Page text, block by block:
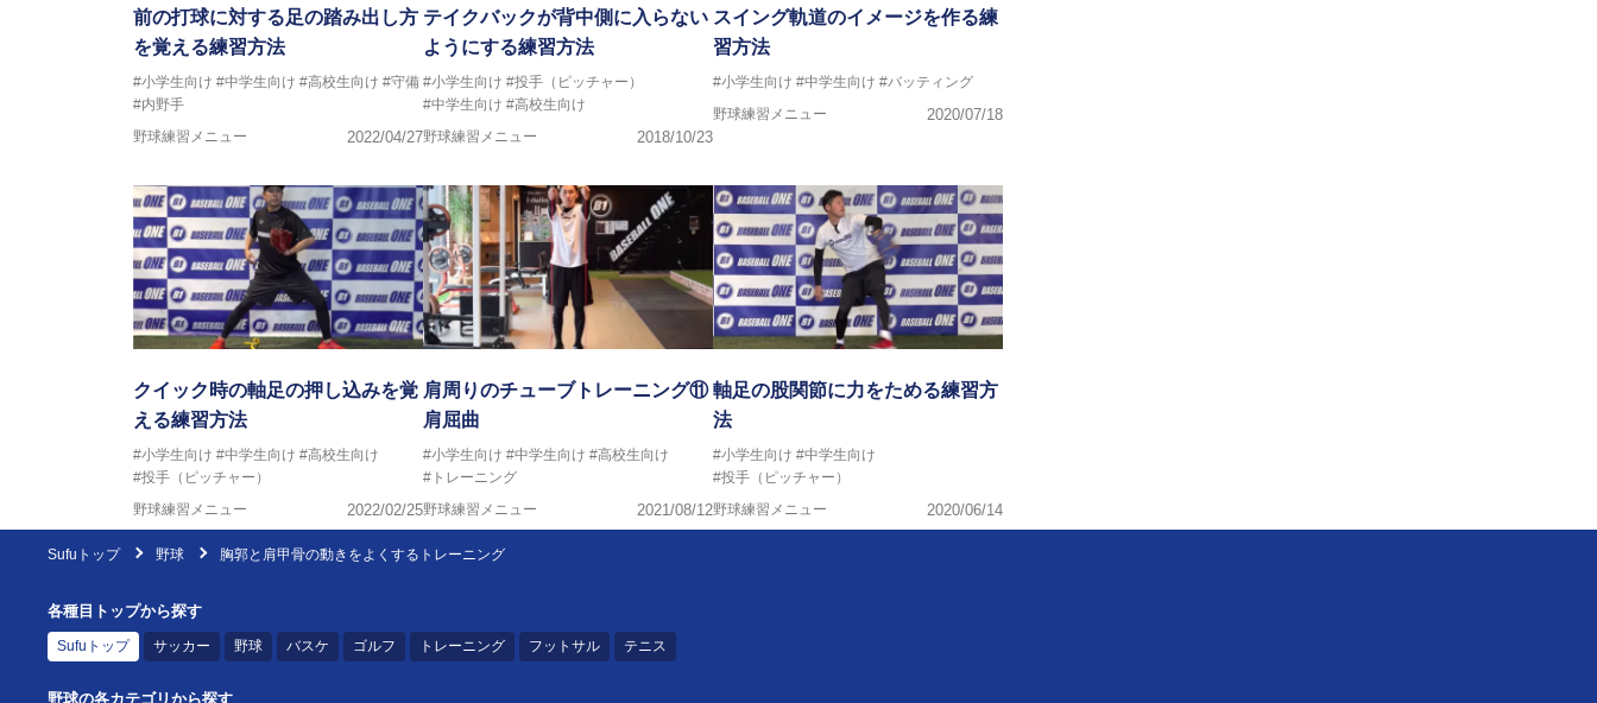
前の打球に対する足の踏み出し方
を覚える練習方法
#小学生向け #中学生向け #高校生向け #守備
#内野手
野球練習メニュー
2022/04/27
テイクバックが背中側に入らない
ようにする練習方法
#小学生向け #投手（ピッチャー）
#中学生向け #高校生向け
野球練習メニュー
2018/10/23
スイング軌道のイメージを作る練
習方法
#小学生向け #中学生向け #バッティング
野球練習メニュー
2020/07/18
クイック時の軸足の押し込みを覚
える練習方法
#小学生向け #中学生向け #高校生向け
#投手（ピッチャー）
野球練習メニュー
2022/02/25
肩周りのチューブトレーニング⑪
肩屈曲
#小学生向け #中学生向け #高校生向け
#トレーニング
野球練習メニュー
2021/08/12
軸足の股関節に力をためる練習方
法
#小学生向け #中学生向け
#投手（ピッチャー）
野球練習メニュー
2020/06/14
Sufuトップ 野球 胸郭と肩甲骨の動きをよくするトレーニング
各種目トップから探す
Sufuトップ サッカー 野球 バスケ ゴルフ トレーニング フットサル テニス
野球の各カテゴリから探す